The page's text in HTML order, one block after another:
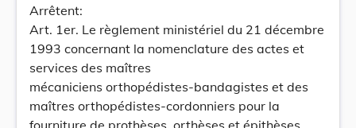
Arrêtent:
Art. 1er. Le règlement ministériel du 21 décembre
1993 concernant la nomenclature des actes et
services des maîtres
mécaniciens orthopédistes-bandagistes et des
maîtres orthopédistes-cordonniers pour la
fourniture de prothèses, orthèses et épithèses